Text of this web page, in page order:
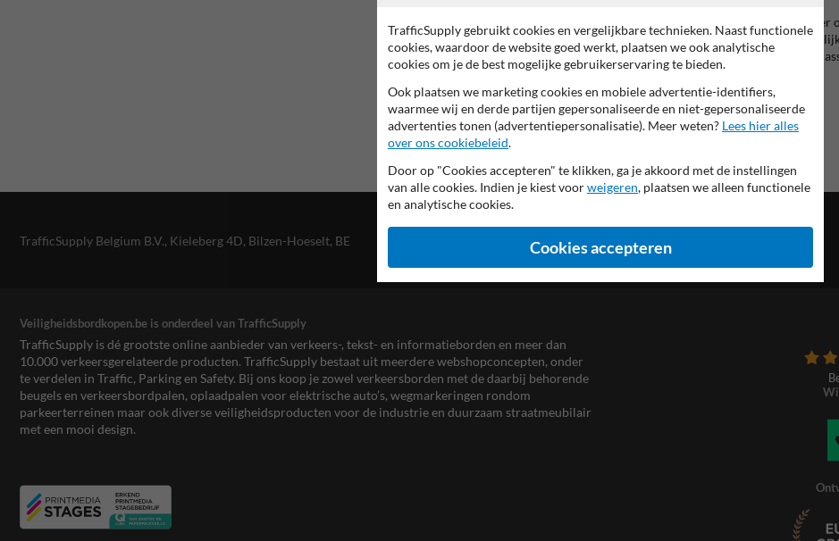
ook verkrijgbaar als losse sticker
verschillende afmetingen
voorzijde geheel reflecterend
TrafficSupply Belgium B.V., Kieleberg 4D, Bilzen-Hoeselt, BE
Veiligheidsbordkopen.be is onderdeel van TrafficSupply
TrafficSupply is dé grootste online aanbieder van verkeers-, tekst- en informatieborden en meer dan
10.000 verkeersgerelateerde producten. TrafficSupply bestaat uit meerdere webshopconcepten, onder
te verdelen in Traffic, Parking en Safety. Bij ons koop je zowel verkeersborden met de daarbij behorende
beugels en verkeersbordpalen, oplaadpalen voor elektrische auto’s, wegmarkeringen rondom
parkeerterreinen maar ook diverse veiligheidsproducten voor de industrie en duurzaam straatmeubilair
met een mooi design.
TrafficSupply gebruikt cookies en vergelijkbare technieken. Naast functionele
cookies, waardoor de website goed werkt, plaatsen we ook analytische
cookies om je de best mogelijke gebruikerservaring te bieden.
Ook plaatsen we marketing cookies en mobiele advertentie-identifiers,
waarmee wij en derde partijen gepersonaliseerde en niet-gepersonaliseerde
advertenties tonen (advertentiepersonalisatie). Meer weten? Lees hier alles
over ons cookiebeleid.
Door op "Cookies accepteren" te klikken, ga je akkoord met de instellingen
van alle cookies. Indien je kiest voorweigeren, plaatsen we alleen functionele
en analytische cookies.
Cookies accepteren